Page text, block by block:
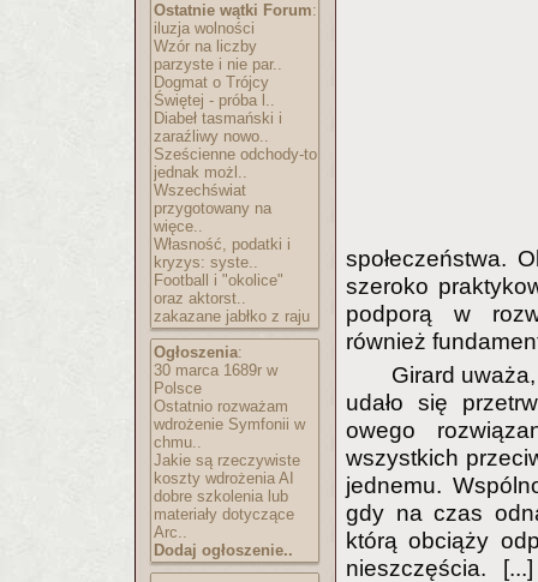
Ostatnie wątki Forum:
iluzja wolności
Wzór na liczby
parzyste i nie par..
Dogmat o Trójcy
Świętej - próba l..
Diabeł tasmański i
zaraźliwy nowo..
Sześcienne odchody-to
jednak możl..
Wszechświat
przygotowany na
więce..
Własność, podatki i
kryzys: syste..
Football i "okolice"
oraz aktorst..
zakazane jabłko z raju
Ogłoszenia:
30 marca 1689r w
Polsce
Ostatnio rozważam
wdrożenie Symfonii w
chmu..
Jakie są rzeczywiste
koszty wdrożenia AI
dobre szkolenia lub
materiały dotyczące
Arc..
Dodaj ogłoszenie..
społeczeństwa.
szeroko
podporą w
również
Girard
udało się
owego
wszystkich
jednemu.
gdy na czas
którą obciąży
nieszczęścia.